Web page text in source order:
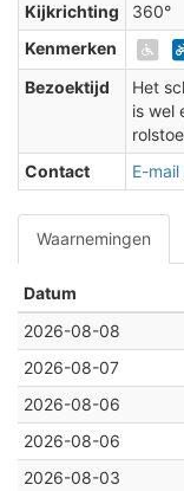
Kijkrichting
360°
Kenmerken
Bezoektijd
Het
is wel
Contact
E-
Waarnemingen
Datum
2026-08-08
2026-08-07
2026-08-06
2026-08-06
2026-08-03